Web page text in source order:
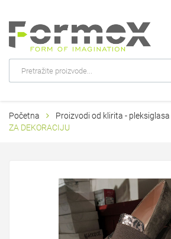
Početna Proizvodi od klirita - pleksiglasa
ZA DEKORACIJU